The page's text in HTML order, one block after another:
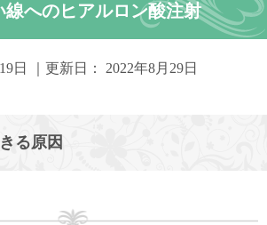
線へのヒアルロン酸注射
日 ｜更新日： 2022年8月29日
る原因